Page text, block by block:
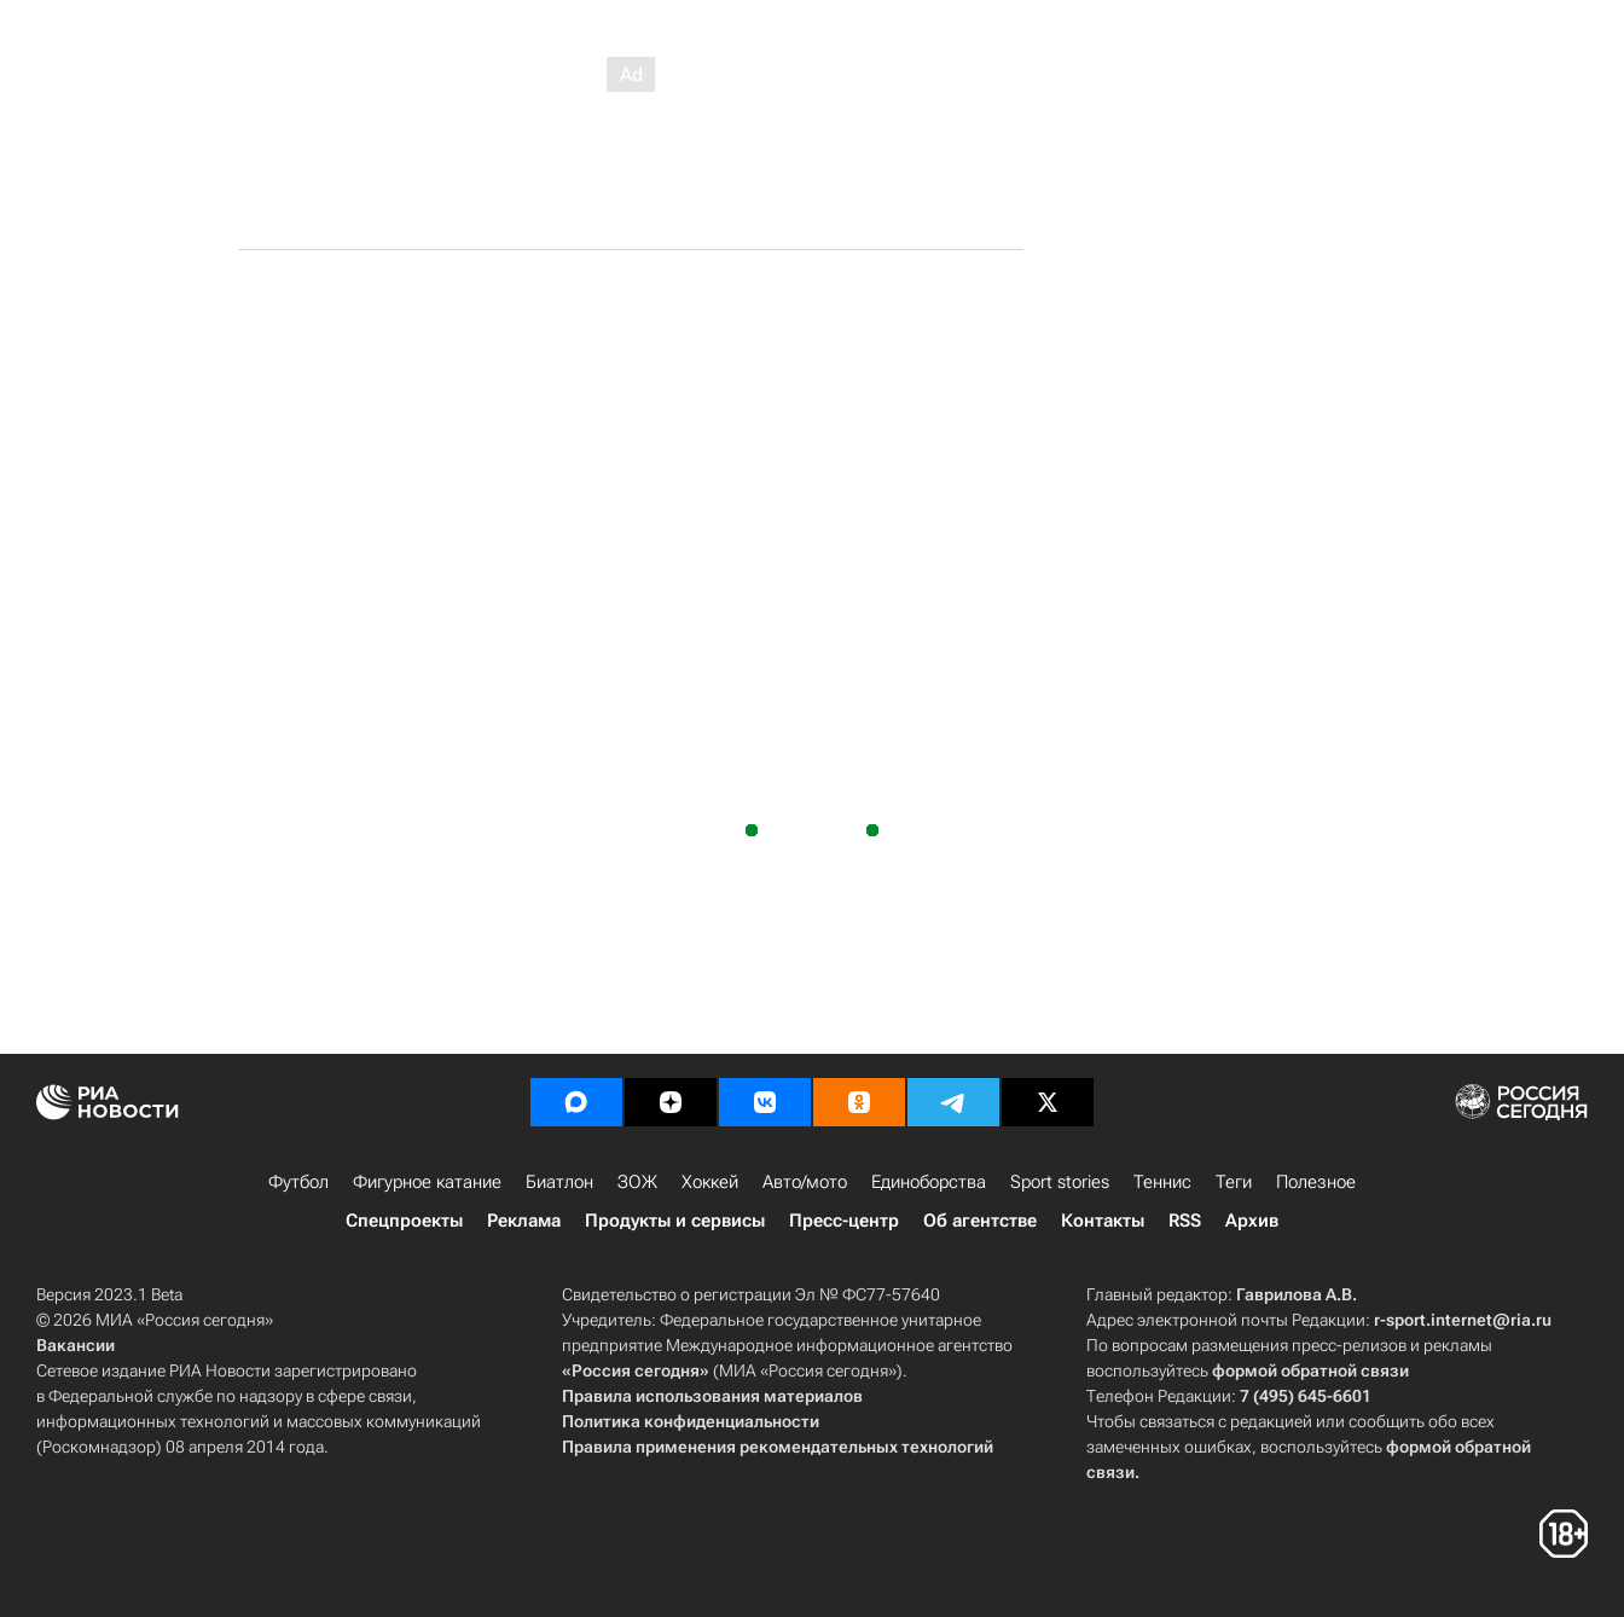
Футбол Фигурное катание Биатлон ЗОЖ Хоккей Авто/мото Единоборства Sport stories Теннис Теги
Полезное
Спецпроекты
Реклама Продукты и сервисы Пресс-центр Об агентстве Контакты RSS Архив
Версия 2023.1 Beta
© 2026 МИА «Россия сегодня»
Вакансии
Сетевое издание РИА Новости зарегистрировано
в Федеральной службе по надзору в сфере связи,
информационных технологий и массовых коммуникаций
(Роскомнадзор) 08 апреля 2014 года.
Свидетельство о регистрации Эл № ФС77-57640
Учредитель: Федеральное государственное унитарное
предприятие Международное информационное агентство
«Россия сегодня» (МИА «Россия сегодня»).
Правила использования материалов
Политика конфиденциальности
Правила применения рекомендательных технологий
Главный редактор: Гаврилова А.В.
Адрес электронной почты Редакции: r-sport.internet@ria.ru
По вопросам размещения пресс-релизов и рекламы
воспользуйтесьформой обратной связи
Телефон Редакции:7 (495) 645-6601
Чтобы связаться с редакцией или сообщить обо всех
замеченных ошибках, воспользуйтесьформой обратной
связи.